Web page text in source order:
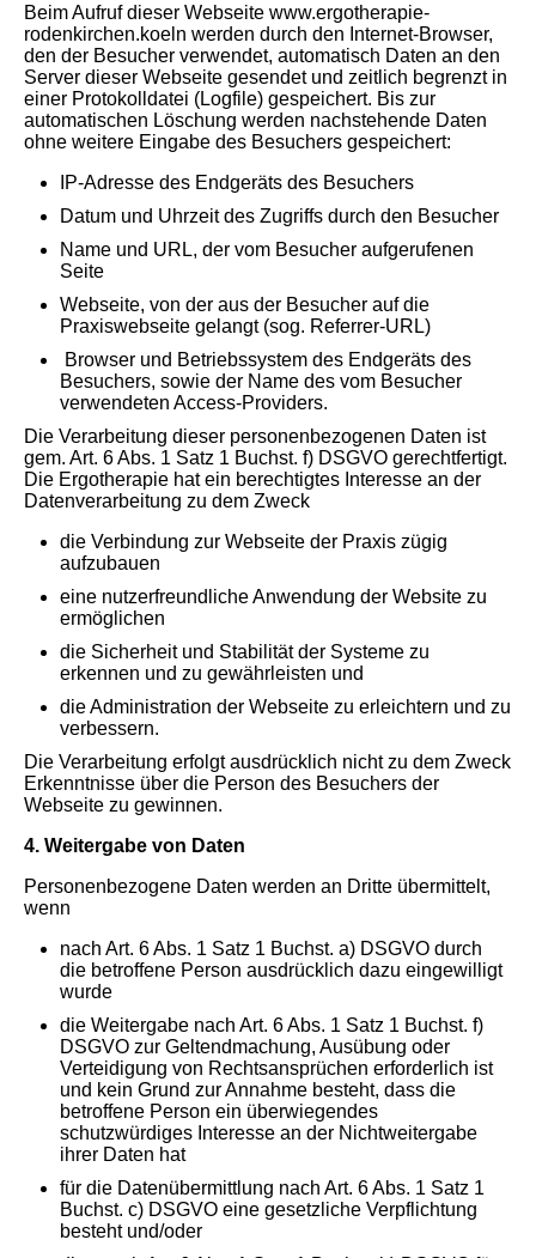
Beim Aufruf dieser Webseite www.ergotherapie-
rodenkirchen.koeln werden durch den Internet-Browser,
den der Besucher verwendet, automatisch Daten an den
Server dieser Webseite gesendet und zeitlich begrenzt in
einer Protokolldatei (Logfile) gespeichert. Bis zur
automatischen Löschung werden nachstehende Daten
ohne weitere Eingabe des Besuchers gespeichert:
IP-Adresse des Endgeräts des Besuchers
Datum und Uhrzeit des Zugriffs durch den Besucher
Name und URL, der vom Besucher aufgerufenen
Seite
Webseite, von der aus der Besucher auf die
Praxiswebseite gelangt (sog. Referrer-URL)
Browser und Betriebssystem des Endgeräts des
Besuchers, sowie der Name des vom Besucher
verwendeten Access-Providers.
Die Verarbeitung dieser personenbezogenen Daten ist
gem. Art. 6 Abs. 1 Satz 1 Buchst. f) DSGVO gerechtfertigt.
Die Ergotherapie hat ein berechtigtes Interesse an der
Datenverarbeitung zu dem Zweck
die Verbindung zur Webseite der Praxis zügig
aufzubauen
eine nutzerfreundliche Anwendung der Website zu
ermöglichen
die Sicherheit und Stabilität der Systeme zu
erkennen und zu gewährleisten und
die Administration der Webseite zu erleichtern und zu
verbessern.
Die Verarbeitung erfolgt ausdrücklich nicht zu dem Zweck
Erkenntnisse über die Person des Besuchers der
Webseite zu gewinnen.
4. Weitergabe von Daten
Personenbezogene Daten werden an Dritte übermittelt,
wenn
nach Art. 6 Abs. 1 Satz 1 Buchst. a) DSGVO durch
die betroffene Person ausdrücklich dazu eingewilligt
wurde
die Weitergabe nach Art. 6 Abs. 1 Satz 1 Buchst. f)
DSGVO zur Geltendmachung, Ausübung oder
Verteidigung von Rechtsansprüchen erforderlich ist
und kein Grund zur Annahme besteht, dass die
betroffene Person ein überwiegendes
schutzwürdiges Interesse an der Nichtweitergabe
ihrer Daten hat
für die Datenübermittlung nach Art. 6 Abs. 1 Satz 1
Buchst. c) DSGVO eine gesetzliche Verpflichtung
besteht und/oder